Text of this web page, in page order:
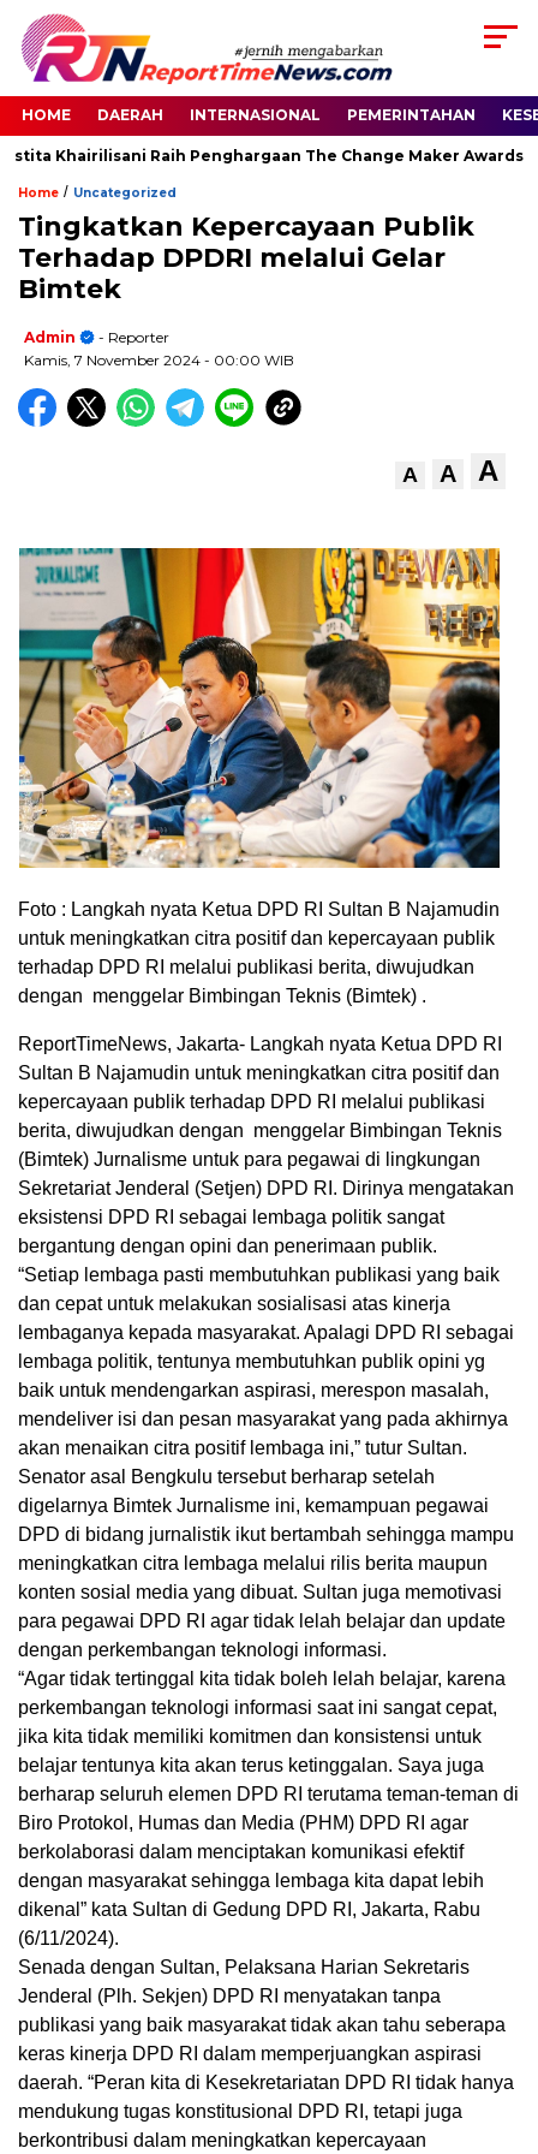
HOME DAERAH INTERNASIONAL PEMERINTAHAN
Khairilisani Raih Penghargaan The Change Maker Awards
Home / Uncategorized
Tingkatkan Kepercayaan Publik
Terhadap DPDRI melalui Gelar
Bimtek
Admin
- Reporter
Kamis, 7 November 2024 - 00:00 WIB
A A A
Foto : Langkah nyata Ketua DPD RI Sultan B Najamudin
untuk meningkatkan citra positif dan kepercayaan publik
terhadap DPD RI melalui publikasi berita, diwujudkan
dengan menggelar Bimbingan Teknis (Bimtek) .
ReportTimeNews, Jakarta- Langkah nyata Ketua DPD RI
Sultan B Najamudin untuk meningkatkan citra positif dan
kepercayaan publik terhadap DPD RI melalui publikasi
berita, diwujudkan dengan menggelar Bimbingan Teknis
(Bimtek) Jurnalisme untuk para pegawai di lingkungan
Sekretariat Jenderal (Setjen) DPD RI. Dirinya mengatakan
eksistensi DPD RI sebagai lembaga politik sangat
bergantung dengan opini dan penerimaan publik.
“Setiap lembaga pasti membutuhkan publikasi yang baik
dan cepat untuk melakukan sosialisasi atas kinerja
lembaganya kepada masyarakat. Apalagi DPD RI sebagai
lembaga politik, tentunya membutuhkan publik opini yg
baik untuk mendengarkan aspirasi, merespon masalah,
mendeliver isi dan pesan masyarakat yang pada akhirnya
akan menaikan citra positif lembaga ini,” tutur Sultan.
Senator asal Bengkulu tersebut berharap setelah
digelarnya Bimtek Jurnalisme ini, kemampuan pegawai
DPD di bidang jurnalistik ikut bertambah sehingga mampu
meningkatkan citra lembaga melalui rilis berita maupun
konten sosial media yang dibuat. Sultan juga memotivasi
para pegawai DPD RI agar tidak lelah belajar dan update
dengan perkembangan teknologi informasi.
“Agar tidak tertinggal kita tidak boleh lelah belajar, karena
perkembangan teknologi informasi saat ini sangat cepat,
jika kita tidak memiliki komitmen dan konsistensi untuk
belajar tentunya kita akan terus ketinggalan. Saya juga
berharap seluruh elemen DPD RI terutama teman-teman di
Biro Protokol, Humas dan Media (PHM) DPD RI agar
berkolaborasi dalam menciptakan komunikasi efektif
dengan masyarakat sehingga lembaga kita dapat lebih
dikenal” kata Sultan di Gedung DPD RI, Jakarta, Rabu
(6/11/2024).
Senada dengan Sultan, Pelaksana Harian Sekretaris
Jenderal (Plh. Sekjen) DPD RI menyatakan tanpa
publikasi yang baik masyarakat tidak akan tahu seberapa
keras kinerja DPD RI dalam memperjuangkan aspirasi
daerah. “Peran kita di Kesekretariatan DPD RI tidak hanya
mendukung tugas konstitusional DPD RI, tetapi juga
berkontribusi dalam meningkatkan kepercayaan